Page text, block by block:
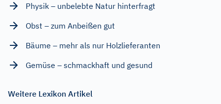
Physik – unbelebte Natur hinterfragt
Obst – zum Anbeißen gut
Bäume – mehr als nur Holzlieferanten
Gemüse – schmackhaft und gesund
Weitere Lexikon Artikel